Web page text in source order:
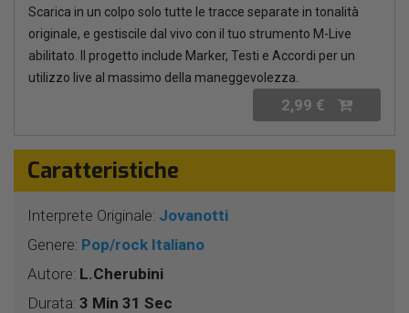
Scarica in un colpo solo tutte le tracce separate in tonalità
originale, e gestiscile dal vivo con il tuo strumento M-Live
abilitato. Il progetto include Marker, Testi e Accordi per un
utilizzo live al massimo della maneggevolezza.
2,99 €
Caratteristiche
Interprete Originale: Jovanotti
Genere: Pop/rock Italiano
Autore: L.Cherubini
Durata: 3 Min 31 Sec